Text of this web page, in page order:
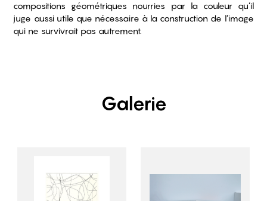
compositions géométriques nourries par la couleur qu’il
juge aussi utile que nécessaire à la construction de l’image
qui ne survivrait pas autrement.
Galerie